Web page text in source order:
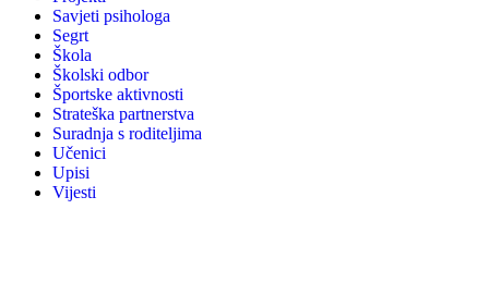
Savjeti psihologa
Segrt
Škola
Školski odbor
Športske aktivnosti
Strateška partnerstva
Suradnja s roditeljima
Učenici
Upisi
Vijesti